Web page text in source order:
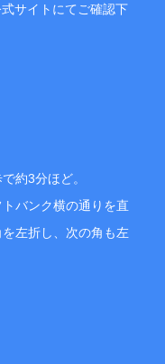
サイトにてご確認下
約3分ほど。
バンク横の通りを直
左折し、次の角も左